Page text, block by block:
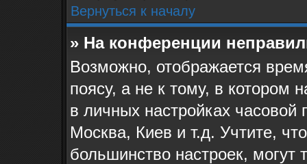
Вернуться к началу
» На конференции
Возможно, отображается
поясу, а не к тому, в котором
в личных настройках часовой
Москва, Киев и т.д. Учтите,
большинство настроек, могут